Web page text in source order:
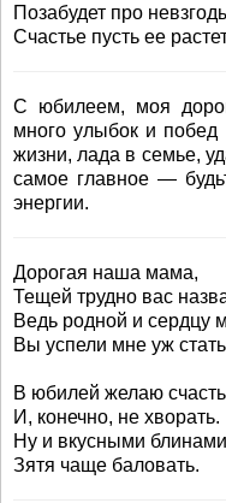
Позабудет про
Счастье пусть ее
С юбилеем, моя
много улыбок и
жизни, лада в семье,
самое главное —
энергии.
Дорогая наша мама,
Тещей трудно вас
Ведь родной и сердцу
Вы успели мне уж
В юбилей желаю
И, конечно, не хворать.
Ну и вкусными блинами
Зятя чаще баловать.